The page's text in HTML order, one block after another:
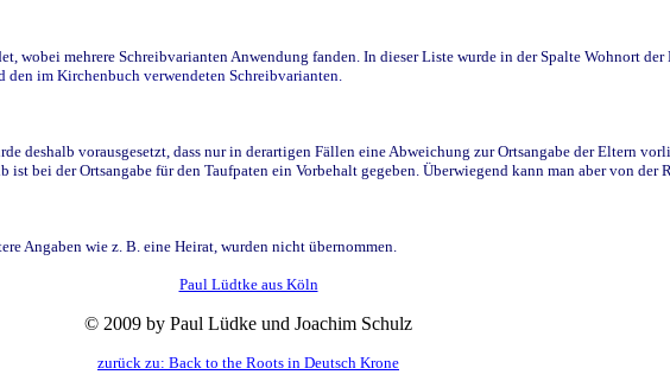
wobei mehrere Schreibvarianten Anwendung fanden. In dieser Liste wurde in der Spalte Wohnort der
im Kirchenbuch verwendeten Schreibvarianten.
deshalb vorausgesetzt, dass nur in derartigen Fällen eine Abweichung zur Ortsangabe der Eltern
bei der Ortsangabe für den Taufpaten ein Vorbehalt gegeben. Überwiegend kann man aber von der
Angaben wie z. B. eine Heirat, wurden nicht übernommen.
Paul Lüdtke aus Köln
© 2009 by Paul Lüdke und Joachim Schulz
zurück zu: Back to the Roots in Deutsch Krone